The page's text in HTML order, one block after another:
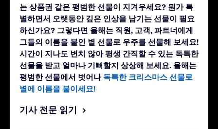
는 상품권 같은 평범한 선물이 지겨우세요? 뭔가 특
별하면서 오랫동안 깊은 인상을 남기는 선물이 필요
하신가요? 그렇다면 올해는 직원, 고객, 파트너에게
그들의 이름을 붙인 별 선물로 우주를 선물해 보세요!
시간이 지나도 변치 않아 평생 간직할 수 있는 독특한
선물을 받고 얼마나 기뻐할지 상상해 보세요. 올해는
평범한 선물에서 벗어나 독특한 크리스마스 선물로
별에 이름을 붙이세요!
기사 전문 읽기